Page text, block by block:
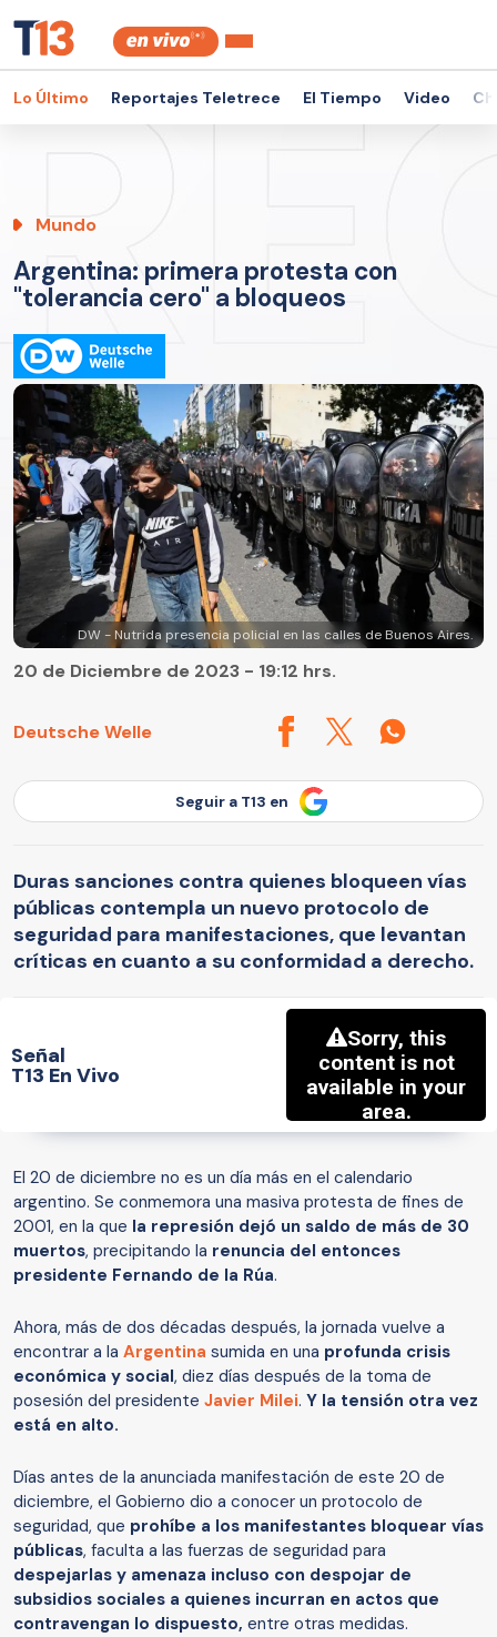
Lo Último Reportajes Teletrece El Tiempo Video
Mundo
Argentina: primera protesta con
"tolerancia cero" a bloqueos
DW - Nutrida presencia policial en las calles de Buenos Aires.
Deutsche Welle
20 de Diciembre de 2023 - 19:12 hrs.
Seguir a T13 en
Duras sanciones contra quienes bloqueen vías
públicas contempla un nuevo protocolo de
seguridad para manifestaciones, que levantan
críticas en cuanto a su conformidad a derecho.
Señal
T13 En Vivo
El 20 de diciembre no es un día más en el calendario
argentino. Se conmemora una masiva protesta de fines de
2001, en la que la represión dejó un saldo de más de 30
muertos, precipitando la renuncia del entonces
presidente Fernando de la Rúa.
Ahora, más de dos décadas después, la jornada vuelve a
encontrar a la Argentina sumida en una profunda crisis
económica y social, diez días después de la toma de
posesión del presidente Javier Milei. Y la tensión otra vez
está en alto.
Días antes de la anunciada manifestación de este 20 de
diciembre, el Gobierno dio a conocer un protocolo de
seguridad, que prohíbe a los manifestantes bloquear vías
públicas, faculta a las fuerzas de seguridad para
despejarlas y amenaza incluso con despojar de
subsidios sociales a quienes incurran en actos que
contravengan lo dispuesto, entre otras medidas.